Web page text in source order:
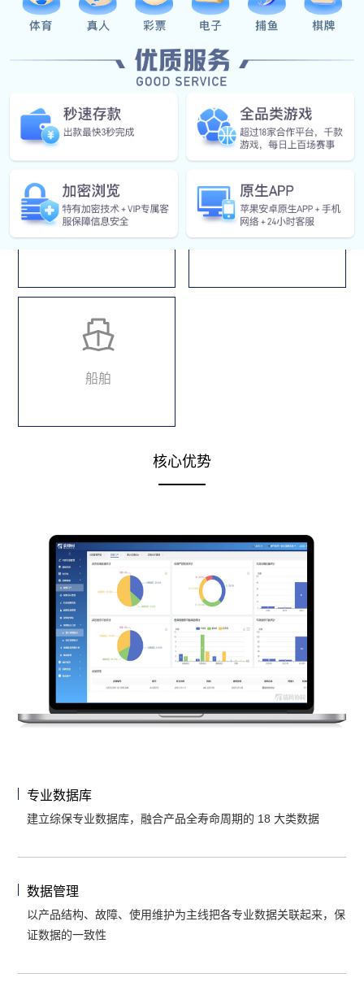
段。它采用任务管理和流程管理技术，提供对综保专业过程
航天 航空
船舶
核心优势
专业数据库
建立综保专业数据库，融合产品全寿命周期的 18 大类数据
数据管理
以产品结构、故障、使用维护为主线把各专业数据关联起来，保
证数据的一致性